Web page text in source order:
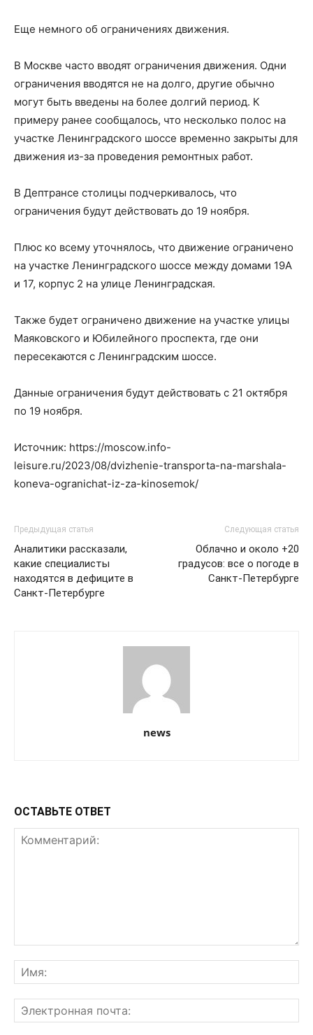
Еще немного об ограничениях движения.
В Москве часто вводят ограничения движения. Одни
ограничения вводятся не на долго, другие обычно
могут быть введены на более долгий период. К
примеру ранее сообщалось, что несколько полос на
участке Ленинградского шоссе временно закрыты для
движения из-за проведения ремонтных работ.
В Дептрансе столицы подчеркивалось, что
ограничения будут действовать до 19 ноября.
Плюс ко всему уточнялось, что движение ограничено
на участке Ленинградского шоссе между домами 19А
и 17, корпус 2 на улице Ленинградская.
Также будет ограничено движение на участке улицы
Маяковского и Юбилейного проспекта, где они
пересекаются с Ленинградским шоссе.
Данные ограничения будут действовать с 21 октября
по 19 ноября.
Источник: https://moscow.info-
leisure.ru/2023/08/dvizhenie-transporta-na-marshala-
koneva-ogranichat-iz-za-kinosemok/
Предыдущая статья
Аналитики рассказали,
какие специалисты
находятся в дефиците в
Санкт-Петербурге
Следующая статья
Облачно и около +20
градусов: все о погоде в
Санкт-Петербурге
news
ОСТАВЬТЕ ОТВЕТ